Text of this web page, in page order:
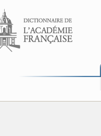
Aller au contenu